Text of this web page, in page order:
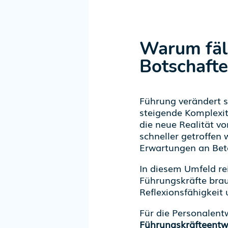
Warum
Führung verändert
steigende
die neue Realität
schneller getroffen
Erwartungen an
In diesem Umfeld
Führungskräfte
Reflexionsfähigkeit
Für die